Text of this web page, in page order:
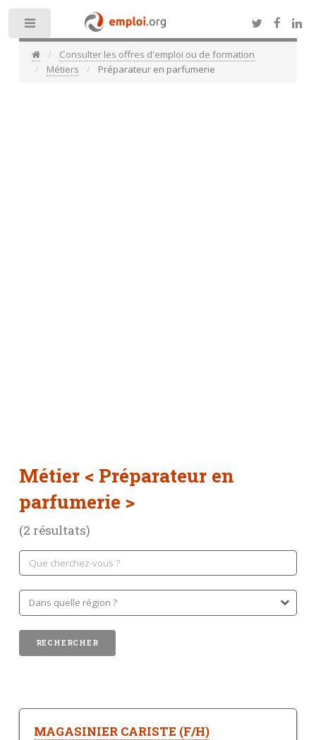
Consulter les offres d'emploi ou de formation
Métiers
Préparateur en parfumerie
Métier < Préparateur en
parfumerie >
(2 résultats)
MAGASINIER CARISTE (F/H)
Toggle